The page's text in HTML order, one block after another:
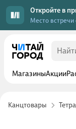
Откройте в
Место встречи
МагазиныАкции
Канцтовары